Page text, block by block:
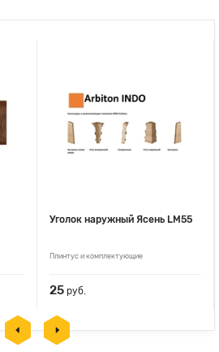
Уголок наружный Ясень LM55
Плинтус и комплектующие
25 руб.